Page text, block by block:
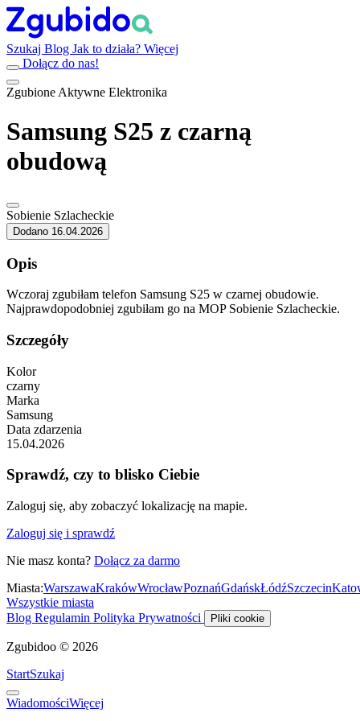
Szukaj Blog Jak to działa? Więcej
Dołącz do nas!
Zgubione Aktywne Elektronika
Samsung S25 z czarną
obudową
Sobienie Szlacheckie
Dodano 16.04.2026
Opis
Wczoraj zgubiłam telefon Samsung S25 w czarnej obudowie.
Najprawdopodobniej zgubiłam go na MOP Sobienie Szlacheckie.
Szczegóły
Kolor
czarny
Marka
Samsung
Data zdarzenia
15.04.2026
Sprawdź, czy to blisko Ciebie
Zaloguj się, aby zobaczyć lokalizację na mapie.
Zaloguj się i sprawdź
Nie masz konta? Dołącz za darmo
Miasta:WarszawaKrakówWrocławPoznańGdańskŁódźSzczecin
Wszystkie miasta
Blog Regulamin Polityka Prywatności Pliki cookie
Zgubidoo © 2026
StartSzukaj
WiadomościWięcej